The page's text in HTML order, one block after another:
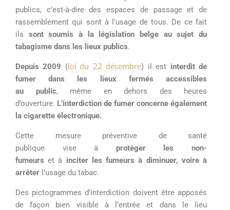
publics, c’est-à-dire des espaces de passage et de
rassemblement qui sont à l’usage de tous. De ce fait
ils sont soumis à la législation belge au sujet du
tabagisme dans les lieux publics.
Depuis 2009 (loi du 22 décembre) il est interdit de
fumer
dans les lieux fermés accessibles
au public, même en dehors des heures
d’ouverture. L’interdiction de fumer concerne également
la cigarette électronique.
Cette mesure préventive de santé
publique vise à protéger les non-
fumeurs et à inciterles fumeurs à diminuer, voire à
arrêter l’usage du tabac.
Des pictogrammes d’interdiction doivent être apposés
de façon bien visible à l’entrée et dans le lieu